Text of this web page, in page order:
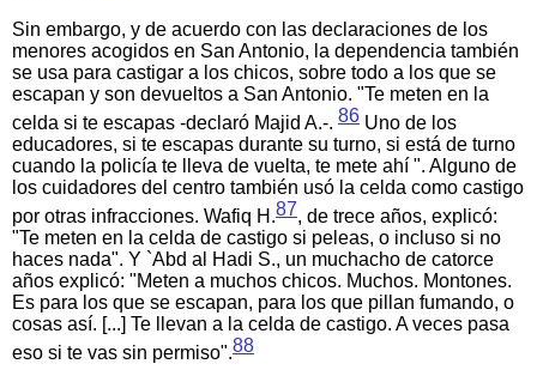
Sin embargo, y de acuerdo con las declaraciones de los
menores acogidos en San Antonio, la dependencia también
se usa para castigar a los chicos, sobre todo a los que se
escapan y son devueltos a San Antonio. "Te meten en la
celda si te escapas -declaró Majid A.-. 86 Uno de los
educadores, si te escapas durante su turno, si está de turno
cuando la policía te lleva de vuelta, te mete ahí ". Alguno de
los cuidadores del centro también usó la celda como castigo
por otras infracciones. Wafiq H.87, de trece años, explicó:
"Te meten en la celda de castigo si peleas, o incluso si no
haces nada". Y `Abd al Hadi S., un muchacho de catorce
años explicó: "Meten a muchos chicos. Muchos. Montones.
Es para los que se escapan, para los que pillan fumando, o
cosas así. [...] Te llevan a la celda de castigo. A veces pasa
eso si te vas sin permiso".88